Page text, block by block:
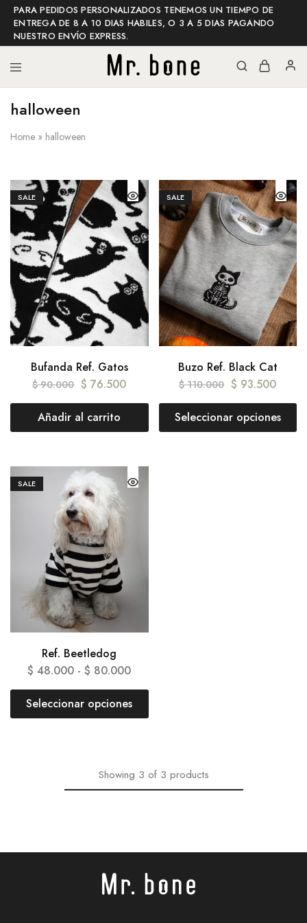
PARA PEDIDOS PERSONALIZADOS TENEMOS UN TIEMPO DE
ENTREGA DE 8 A 10 DIAS HABILES, O 3 A 5 DIAS PAGANDO
NUESTRO ENVÍO EXPRESS.
Mr
Mr
shop
halloween
Home » halloween
SALE
Bufanda Ref. Gatos
$90.000 $ 76.500
Añadir al carrito
SALE
Buzo Ref. Black Cat
$110.000 $ 93.500
Seleccionar opciones
SALE
Ref. Beetledog
$ 48.000 - $ 80.000
Seleccionar opciones
Showing 3 of 3 products